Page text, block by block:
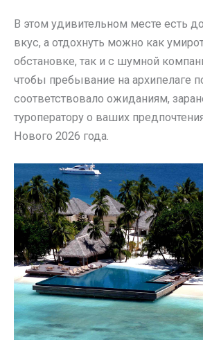
В этом удивительном месте есть
вкус, а отдохнуть можно как
обстановке, так и с шумной
чтобы пребывание на архипелаге
соответствовало ожиданиям,
туроператору о ваших
Нового 2026 года.